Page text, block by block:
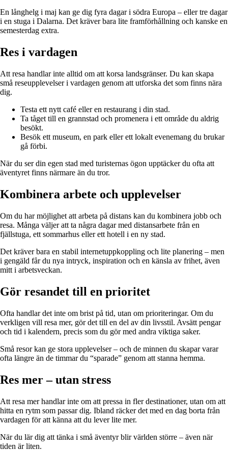
En långhelg i maj kan ge dig fyra dagar i södra Europa – eller tre dagar
i en stuga i Dalarna. Det kräver bara lite framförhållning och kanske en
semesterdag extra.
Res i vardagen
Att resa handlar inte alltid om att korsa landsgränser. Du kan skapa
små reseupplevelser i vardagen genom att utforska det som finns nära
dig.
Testa ett nytt café eller en restaurang i din stad.
Ta tåget till en grannstad och promenera i ett område du aldrig
besökt.
Besök ett museum, en park eller ett lokalt evenemang du brukar
gå förbi.
När du ser din egen stad med turisternas ögon upptäcker du ofta att
äventyret finns närmare än du tror.
Kombinera arbete och upplevelser
Om du har möjlighet att arbeta på distans kan du kombinera jobb och
resa. Många väljer att ta några dagar med distansarbete från en
fjällstuga, ett sommarhus eller ett hotell i en ny stad.
Det kräver bara en stabil internetuppkoppling och lite planering – men
i gengäld får du nya intryck, inspiration och en känsla av frihet, även
mitt i arbetsveckan.
Gör resandet till en prioritet
Ofta handlar det inte om brist på tid, utan om prioriteringar. Om du
verkligen vill resa mer, gör det till en del av din livsstil. Avsätt pengar
och tid i kalendern, precis som du gör med andra viktiga saker.
Små resor kan ge stora upplevelser – och de minnen du skapar varar
ofta längre än de timmar du “sparade” genom att stanna hemma.
Res mer – utan stress
Att resa mer handlar inte om att pressa in fler destinationer, utan om att
hitta en rytm som passar dig. Ibland räcker det med en dag borta från
vardagen för att känna att du lever lite mer.
När du lär dig att tänka i små äventyr blir världen större – även när
tiden är liten.